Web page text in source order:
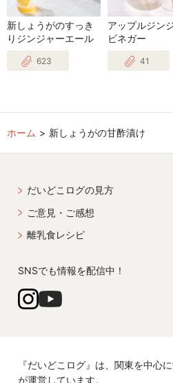
新しょうがのすっき
りジンジャーエール
623
アップルジン
ビネガー
41
ホーム 新しょうがの甘酢漬け
だいどこログの見方
ご意見・ご感想
離乳食レシピ
SNSでも情報を配信中！
『だいどこログ』は、関東を中心
が運営しています。